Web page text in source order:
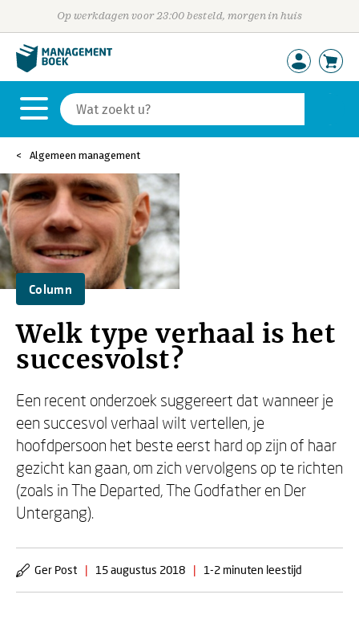
Op werkdagen voor 23:00 besteld, morgen in huis
Algemeen management
Column
Welk type verhaal is het
succesvolst?
Een recent onderzoek suggereert dat wanneer je
een succesvol verhaal wilt vertellen, je
hoofdpersoon het beste eerst hard op zijn of haar
gezicht kan gaan, om zich vervolgens op te richten
(zoals in The Departed, The Godfather en Der
Untergang).
Ger Post | 15 augustus 2018 | 1-2 minuten leestijd